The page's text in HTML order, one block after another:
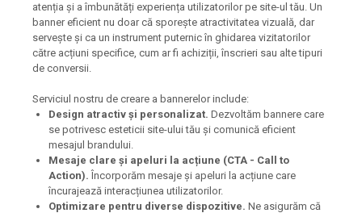
atenția și a îmbunătăți experiența utilizatorilor pe site-ul tău. Un
banner eficient nu doar că sporește atractivitatea vizuală, dar
servește și ca un instrument puternic în ghidarea vizitatorilor
către acțiuni specifice, cum ar fi achiziții, înscrieri sau alte tipuri
de conversii.
Serviciul nostru de creare a bannerelor include:
Design atractiv și personalizat. Dezvoltăm bannere care
se potrivesc esteticii site-ului tău și comunică eficient
mesajul brandului.
Mesaje clare și apeluri la acțiune (CTA - Call to
Action). Încorporăm mesaje și apeluri la acțiune care
încurajează interacțiunea utilizatorilor.
Optimizare pentru diverse dispozitive. Ne asigurăm că